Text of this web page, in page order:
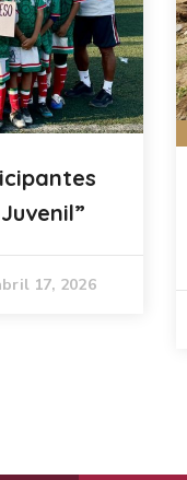
17, 2026